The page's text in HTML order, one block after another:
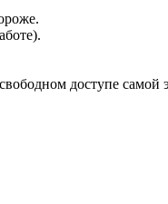
доступе самой